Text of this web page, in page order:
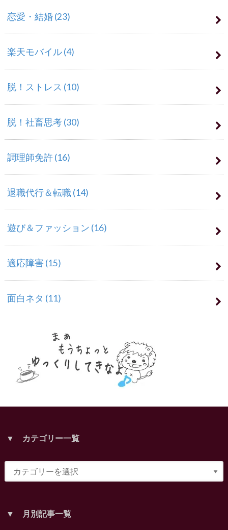
恋愛・結婚(23)
楽天モバイル(4)
脱！ストレス (10)
脱！社畜思考(30)
調理師免許(16)
退職代行＆転職(14)
遊び＆ファッション (16)
適応障害 (15)
面白ネタ (11)
▼ カテゴリー一覧
▼ 月別記事一覧